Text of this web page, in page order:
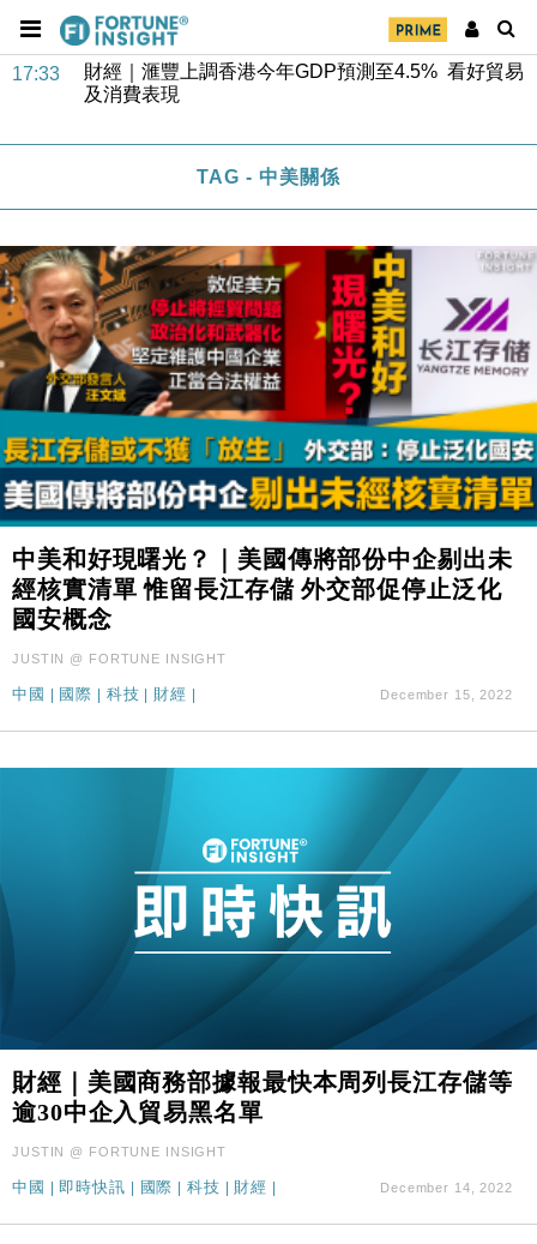
17:33
財經｜滙豐上調香港今年GDP預測至4.5% 看好貿易
及消費表現
16:47
本地｜假冒內地執法人員要求交「保證金」 43歲女子
損失近6900萬元
16:05
財經｜日經失守6.5萬點後回穩 全周仍升近2%
15:47
15:11
財經｜韓股反覆波動收跌 連挫7周創逾3年最長跌勢
13:44
財經｜內地7月美元計價出口增近24%勝預期 貿易順
差達1125億美元
12:44
財經｜日本春季三度入市撐日圓 4月單日斥6.28萬億
日圓干預創新高
11:12
國際｜特朗普料美伊戰事快結束 承認部分彈藥庫存緊
張
15:59
財經｜SA售股自救後再出手 斥4億美元押注未上市公
司
18:31
財經｜華僑銀行上半年淨利創新高 中期息增15%至
47仙
17:33
財經｜滙豐上調香港今年GDP預測至4.5% 看好貿易
16:47
本地｜假冒內地執法人員要求交「保證金」 43歲女子
損失近6900萬元
財經｜恒隆10月換帥 玩具「反」斗城亞洲CEO蔡德
財經｜韓股反覆波動收跌 連挫7周創逾3年最長跌勢
財經｜內地7月美元計價出口增近24%勝預期 貿易順
差達1125億美元
財經｜日本春季三度入市撐日圓 4月單日斥6.28萬億
國際｜特朗普料美伊戰事快結束 承認部分彈藥庫存緊
張
15:59
財經｜SA售股自救後再出手 斥4億美元押注未上市公
司
TAG - 中美關係
中美和好現曙光？｜美國傳將部份中企剔出未
經核實清單 惟留長江存儲 外交部促停止泛化
國安概念
JUSTIN @ FORTUNE INSIGHT
中國 國際 科技 財經 December 15, 2022
財經｜美國商務部據報最快本周列長江存儲等
逾30中企入貿易黑名單
JUSTIN @ FORTUNE INSIGHT
中國 | 即時快訊 | 國際 | 科技 | 財經 | December 14, 2022